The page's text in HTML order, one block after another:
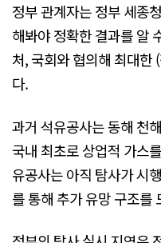
정부 관계자는 정부 세종
해봐야 정확한 결과를 알
처, 국회와 협의해 최대한
다.
과거 석유공사는 동해 천
국내 최초로 상업적 가스
유공사는 아직 탐사가 시
를 통해 추가 유망 구조를